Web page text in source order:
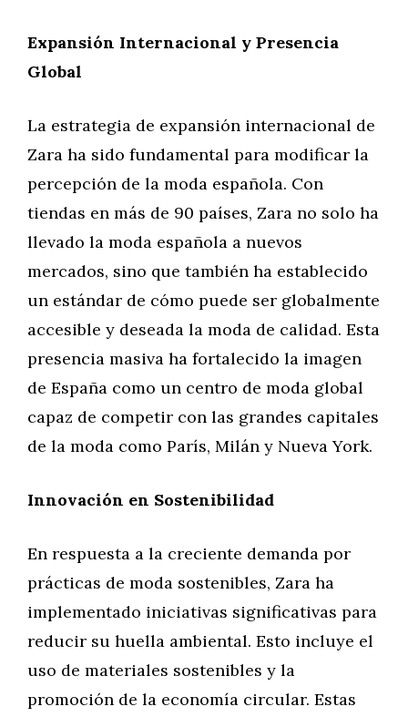
Expansión Internacional y Presencia
Global
La estrategia de expansión internacional de
Zara ha sido fundamental para modificar la
percepción de la moda española. Con
tiendas en más de 90 países, Zara no solo ha
llevado la moda española a nuevos
mercados, sino que también ha establecido
un estándar de cómo puede ser globalmente
accesible y deseada la moda de calidad. Esta
presencia masiva ha fortalecido la imagen
de España como un centro de moda global
capaz de competir con las grandes capitales
de la moda como París, Milán y Nueva York.
Innovación en Sostenibilidad
En respuesta a la creciente demanda por
prácticas de moda sostenibles, Zara ha
implementado iniciativas significativas para
reducir su huella ambiental. Esto incluye el
uso de materiales sostenibles y la
promoción de la economía circular. Estas